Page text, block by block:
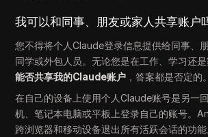
我可以和同事、朋友或家人共享账户
您不得将个人Claude登录信息提供给同事、
同学或外包人员。无论您是在工作、学习还
能否共享我的Claude账户 ，答案都是否定的。
在自己的设备上使用个人Claude账号是另一
机、笔记本电脑或平板上登录自己的账号。
跨浏览器和移动设备退出所有活跃会话的功